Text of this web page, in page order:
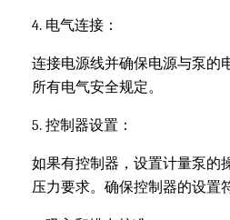
4. 电气连接：
连接电源线并确保电源与泵的
所有电气安全规定。
5. 控制器设置：
如果有控制器，设置计量泵的
压力要求。确保控制器的设置